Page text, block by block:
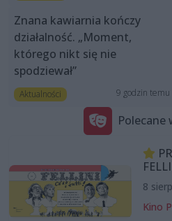
Znana kawiarnia kończy
działalność. „Moment,
którego nikt się nie
spodziewał”
Aktualności 9 godzin temu
Polecane
8
Kino